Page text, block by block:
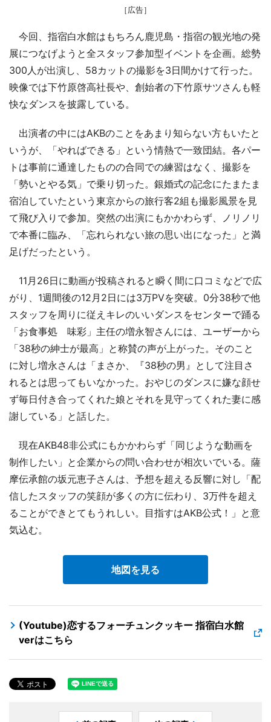
［広告］
今回、指宿白水館はもちろん鹿児島・指宿の観光地の発
展につなげようと全スタッフ参加型イベントを企画。総勢
300人が出演し、58カットの撮影を3日間かけて行った。
映像では下竹原啓高社長や、創始者の下竹原サツさんも軽
快なダンスを披露している。
出演者の中にはAKBのことをあまり知らない方もいたと
いうが、「やればできる」という情熱で一致団結。各パー
トは事前に通達したものの合同での練習はなく、撮影を
「勢いとやる気」で乗り切った。銀婚式の記念にたまたま
宿泊していたという東京からの旅行客2組も撮影風景を見
て飛び入りで参加。突然の出演にもかかわらず、ノリノリ
で本番に臨み、「忘れられない旅の思い出になった」と満
足げだったという。
11月26日に動画が投稿されると瞬く間に口コミなどで広
がり、1週間後の12月2日には3万PVを突破。0分38秒で他
スタッフを周りに従えキレのいいダンスをセンターで踊る
「お食事処 味彩」主任の増永智さんには、ユーザーから
「38秒の紳士が最高」と称賛の声が上がった。そのこと
に対し増永さんは「まさか、『38秒の男』として注目さ
れるとは思ってもいなかった。おやじのダンスに嫌な顔せ
ず毎日付き合ってくれた娘とそれを見守ってくれた妻に感
謝している」と話した。
現在AKB48非公式にもかかわらず「同じような動画を
制作したい」と企業からの問い合わせが相次いでいる。薩
摩伝承館の坂元恵子さんは、予想を超える反響に対し「配
信したスタッフの笑顔が多くの方に伝わり、3万件を超え
ることができとてもうれしい。目指すはAKB公式！」と意
気込む。
地図を見る
(Youtube)恋するフォーチュンクッキー 指宿白水館
verはこちら